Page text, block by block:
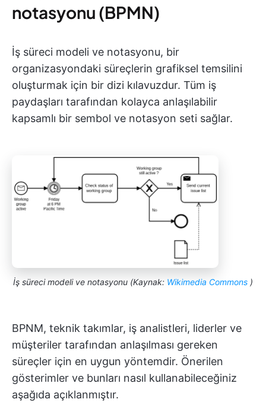
notasyonu (BPMN)
İş süreci modeli ve notasyonu, bir
organizasyondaki süreçlerin grafiksel temsilini
oluşturmak için bir dizi kılavuzdur. Tüm iş
paydaşları tarafından kolayca anlaşılabilir
kapsamlı bir sembol ve notasyon seti sağlar.
İş süreci modeli ve notasyonu (Kaynak: Wikimedia Commons )
BPNM, teknik takımlar, iş analistleri, liderler ve
müşteriler tarafından anlaşılması gereken
süreçler için en uygun yöntemdir. Önerilen
gösterimler ve bunları nasıl kullanabileceğiniz
aşağıda açıklanmıştır.